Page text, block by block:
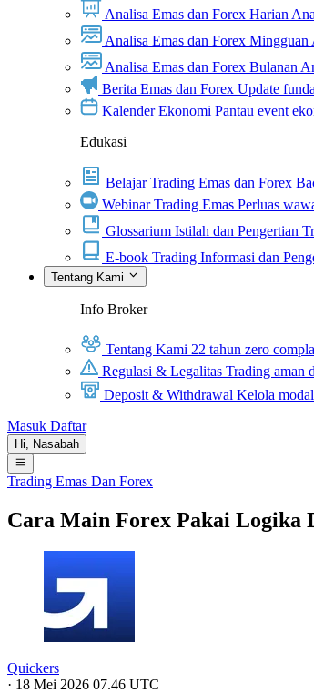
Analisa Emas dan Forex Harian
Analisa Emas dan Forex Mingguan
Analisa Emas dan Forex Bulanan
Berita Emas dan Forex Update
Kalender Ekonomi Pantau event
Edukasi
Belajar Trading Emas dan Forex
Webinar Trading Emas Perluas
Glossarium Istilah dan Pengertian
E-book Trading Informasi dan
Tentang Kami
Info Broker
Tentang Kami 22 tahun zero
Regulasi & Legalitas Trading aman
Deposit & Withdrawal Kelola
Masuk Daftar
Hi, Nasabah
Trading Emas Dan Forex
Cara Main Forex Pakai Logika
Quickers
· 18 Mei 2026 07.46 UTC